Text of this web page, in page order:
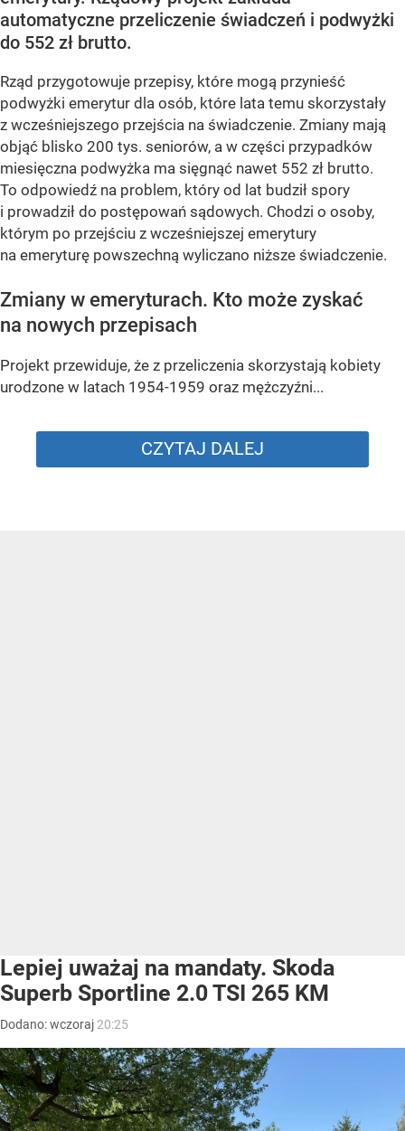
automatyczne przeliczenie świadczeń i podwyżki
do 552 zł brutto.
Rząd przygotowuje przepisy, które mogą przynieść
podwyżki emerytur dla osób, które lata temu skorzystały
z wcześniejszego przejścia na świadczenie. Zmiany mają
objąć blisko 200 tys. seniorów, a w części przypadków
miesięczna podwyżka ma sięgnąć nawet 552 zł brutto.
To odpowiedź na problem, który od lat budził spory
i prowadził do postępowań sądowych. Chodzi o osoby,
którym po przejściu z wcześniejszej emerytury
na emeryturę powszechną wyliczano niższe świadczenie.
Zmiany w emeryturach. Kto może zyskać
na nowych przepisach
Projekt przewiduje, że z przeliczenia skorzystają kobiety
urodzone w latach 1954-1959 oraz mężczyźni...
CZYTAJ DALEJ
Lepiej uważaj na mandaty. Skoda
Superb Sportline 2.0 TSI 265 KM
Dodano:wczoraj 20:25